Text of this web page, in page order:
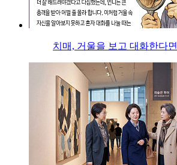
치매, 거울을 보고 대화한다면